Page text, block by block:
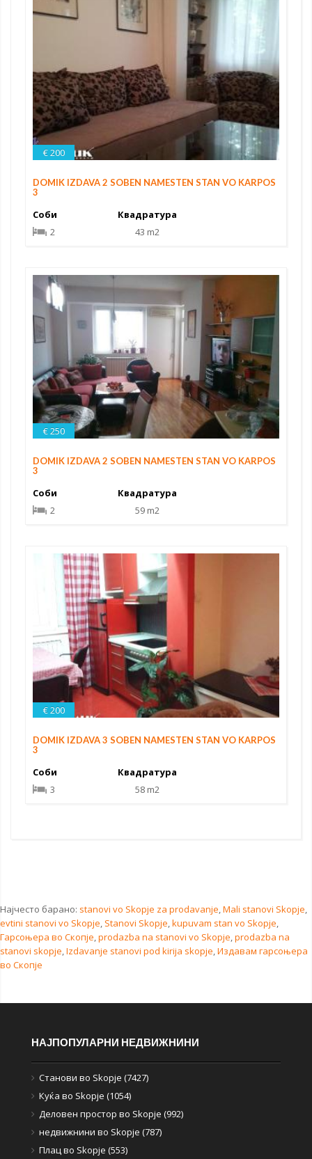
€ 200
DOMIK IZDAVA 2 SOBEN NAMESTEN STAN VO KARPOS
3
Соби
2
Квадратура
43 m2
€ 250
DOMIK IZDAVA 2 SOBEN NAMESTEN STAN VO KARPOS
3
Соби
2
Квадратура
59 m2
€ 200
DOMIK IZDAVA 3 SOBEN NAMESTEN STAN VO KARPOS
3
Соби
3
Квадратура
58 m2
Најчесто барано: stanovi vo Skopje za prodavanje,Mali stanovi Skopje,
evtini stanovi vo Skopje, Stanovi Skopje,kupuvam stan vo Skopje,
Гарсоњера во Скопје,prodazba na stanovi vo Skopje,prodazba na
stanovi skopje,Izdavanje stanovi pod kirija skopje,Издавам гарсоњера
во Скопје
НАЈПОПУЛАРНИ НЕДВИЖНИНИ
Станови во Skopje (7427)
Куќа во Skopje (1054)
Деловен простор во Skopje (992)
недвижнини во Skopje (787)
Плац во Skopje (553)